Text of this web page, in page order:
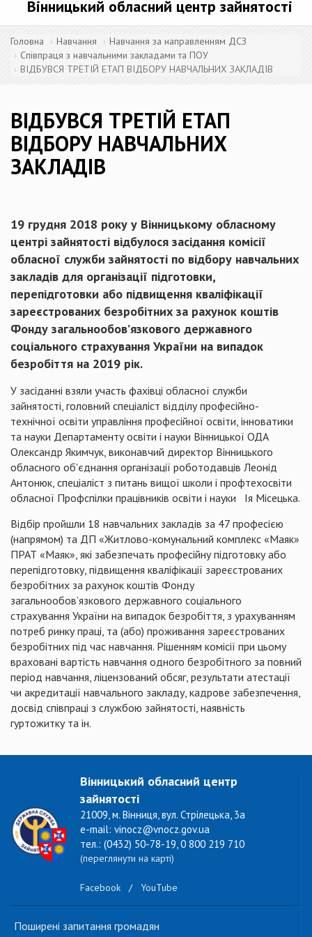
Вінницький обласний центр зайнятості
Головна Навчання
Навчання за направленням ДСЗ
Співпраця з навчальними закладами та ПОУ
ВІДБУВСЯ ТРЕТІЙ ЕТАП ВІДБОРУ НАВЧАЛЬНИХ ЗАКЛАДІВ
ВІДБУВСЯ ТРЕТІЙ ЕТАП
ВІДБОРУ НАВЧАЛЬНИХ
ЗАКЛАДІВ
19 грудня 2018 року у Вінницькому обласному
центрі зайнятості відбулося засідання комісії
обласної служби зайнятості по відбору навчальних
закладів для організації підготовки,
перепідготовки або підвищення кваліфікації
зареєстрованих безробітних за рахунок коштів
Фонду загальнообов’язкового державного
соціального страхування України на випадок
безробіття на 2019 рік.
У засіданні взяли участь фахівці обласної служби
зайнятості, головний спеціаліст відділу професійно-
технічної освіти управління професійної освіти, інноватики
та науки Департаменту освіти і науки Вінницької ОДА
Олександр Якимчук, виконавчий директор Вінницького
обласного об'єднання організації роботодавців Леонід
Антонюк, спеціаліст з питань вищої школи і профтехосвіти
обласної Профспілки працівників освіти і науки Ія Місецька.
Відбір пройшли 18 навчальних закладів за 47 професією
(напрямом) та ДП «Житлово-комунальний комплекс «Маяк»
ПРАТ «Маяк», які забезпечать професійну підготовку або
перепідготовку, підвищення кваліфікації зареєстрованих
безробітних за рахунок коштів Фонду
загальнообов’язкового державного соціального
страхування України на випадок безробіття, з урахуванням
потреб ринку праці, та (або) проживання зареєстрованих
безробітних під час навчання. Рішенням комісії при цьому
враховані вартість навчання одного безробітного за повний
період навчання, ліцензований обсяг, результати атестації
чи акредитації навчального закладу, кадрове забезпечення,
досвід співпраці з службою зайнятості, наявність
гуртожитку та ін.
Вінницький обласний центр
зайнятості
21009, м. Вінниця, вул. Стрілецька, 3а
e-mail: vinocz@vnocz.gov.ua
тел.: (0432) 50-78-19, 0 800 219 710
(переглянути на карті)
Facebook / YouTube
Поширені запитання громадян